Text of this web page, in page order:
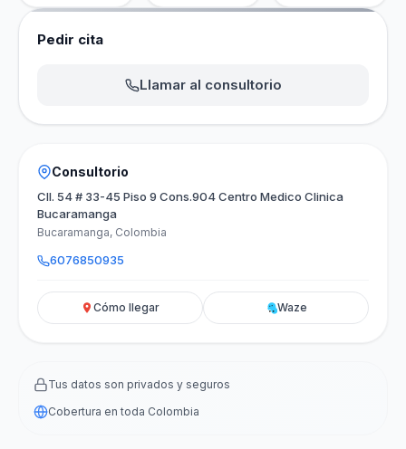
Pedir cita
Llamar al consultorio
Consultorio
Cll. 54 # 33-45 Piso 9 Cons.904 Centro Medico Clinica
Bucaramanga
Bucaramanga, Colombia
6076850935
Cómo llegar Waze
Tus datos son privados y seguros
Cobertura en toda Colombia